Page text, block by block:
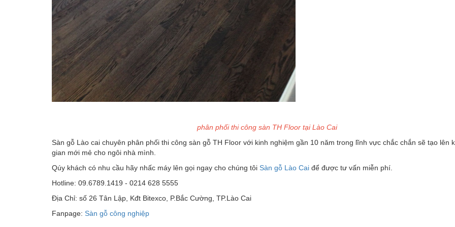
phân phối thi công sàn TH Floor tại Lào Cai
Sàn gỗ Lào cai chuyên phân phối thi công sàn gỗ TH Floor với kinh nghiệm gần 10 năm trong lĩnh vực chắc chắn sẽ tạo lên
gian mới mẻ cho ngôi nhà mình.
Qúy khách có nhu cầu hãy nhấc máy lên gọi ngay cho chúng tôi Sàn gỗ Lào Cai để được tư vấn miễn phí.
Hotline: 09.6789.1419 - 0214 628 5555
Địa Chỉ: số 26 Tân Lập, Kđt Bitexco, P.Bắc Cường, TP.Lào Cai
Fanpage: Sàn gỗ công nghiệp